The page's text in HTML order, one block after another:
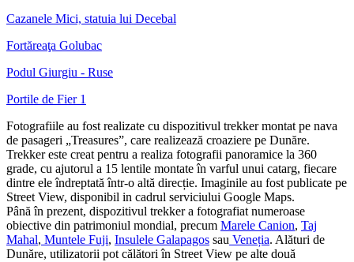
Cazanele Mici, statuia lui Decebal
Fortăreaţa Golubac
Podul Giurgiu - Ruse
Portile de Fier 1
Fotografiile au fost realizate cu dispozitivul trekker montat pe nava
de pasageri „Treasures”, care realizează croaziere pe Dunăre.
Trekker este creat pentru a realiza fotografii panoramice la 360
grade, cu ajutorul a 15 lentile montate în varful unui catarg, fiecare
dintre ele îndreptată într-o altă direcție. Imaginile au fost publicate pe
Street View, disponibil in cadrul serviciului Google Maps.
Până în prezent, dispozitivul trekker a fotografiat numeroase
obiective din patrimoniul mondial, precum Marele Canion, Taj
Mahal, Muntele Fuji, Insulele Galapagos sau Veneția. Alături de
Dunăre, utilizatorii pot călători în Street View pe alte două